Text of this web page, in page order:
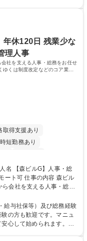
】
週休2日
強く業務に取り組める
期限を意識したスケジュ
部門、コーポレート部門）
大学
年休120日 残業少な
理人事
社を支える人事・総務をお任せ
くは制度改定などのコア業務
取得支援あり
時短勤務あり
近5分以内 土日祝休み
容 森ビル
会社を支える人事・総務
く担当し、ゆくゆくは制
環境です。 ■勤怠管
労務管理全般 ■入退社手続
務 ■社内イベントの企画
給与社保等）及び総務経験
の方も歓迎です。マニュ
心して始められます。